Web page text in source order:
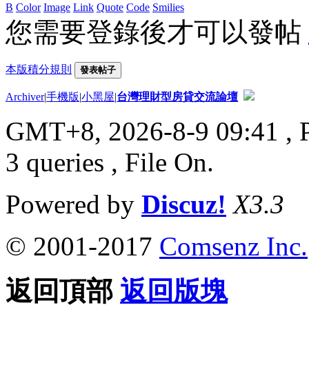
B Color Image Link Quote Code Smilies
您需要登錄後才可以發帖
本版積分規則 發表帖子
Archiver|手機版|小黑屋|台灣理財型房貸交流論壇
GMT+8, 2026-8-9 09:41 ,
3 queries , File On.
Powered by Discuz! X3.3
© 2001-2017 Comsenz Inc.
返回頂部 返回版塊